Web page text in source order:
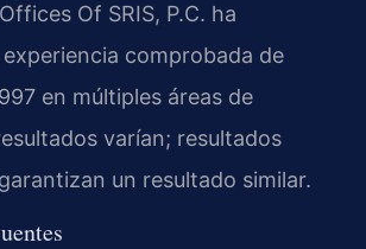
Of SRIS, P.C. ha
comprobada de
en múltiples áreas de
varían; resultados
un resultado similar.